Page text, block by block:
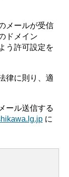
メールが受信
ドメイン
う許可設定を
律に則り、適
ール送信する
に